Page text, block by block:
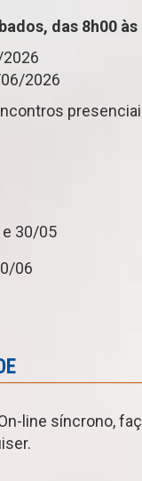
das 8h00 às
2026
e 30/05
06
line síncrono,